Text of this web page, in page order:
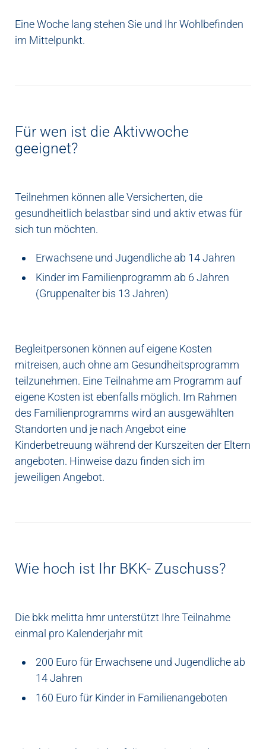
Eine Woche lang stehen Sie und Ihr Wohlbefinden
im Mittelpunkt.
Für wen ist die Aktivwoche
geeignet?
Teilnehmen können alle Versicherten, die
gesundheitlich belastbar sind und aktiv etwas für
sich tun möchten.
Erwachsene und Jugendliche ab 14 Jahren
Kinder im Familienprogramm ab 6 Jahren
(Gruppenalter bis 13 Jahren)
Begleitpersonen können auf eigene Kosten
mitreisen, auch ohne am Gesundheitsprogramm
teilzunehmen. Eine Teilnahme am Programm auf
eigene Kosten ist ebenfalls möglich. Im Rahmen
des Familienprogramms wird an ausgewählten
Standorten und je nach Angebot eine
Kinderbetreuung während der Kurszeiten der Eltern
angeboten. Hinweise dazu finden sich im
jeweiligen Angebot.
Wie hoch ist Ihr BKK- Zuschuss?
Die bkk melitta hmr unterstützt Ihre Teilnahme
einmal pro Kalenderjahr mit
200 Euro für Erwachsene und Jugendliche ab
14 Jahren
160 Euro für Kinder in Familienangeboten